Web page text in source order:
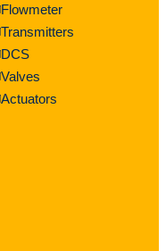
Flowmeter
Transmitters
DCS
Valves
Actuators